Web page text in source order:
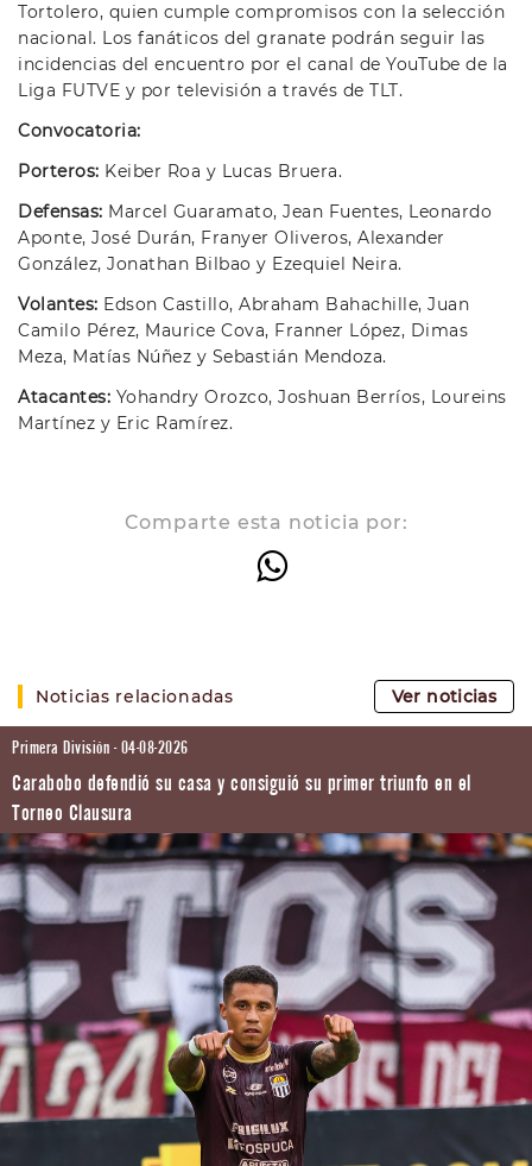
Tortolero, quien cumple compromisos con la selección
nacional. Los fanáticos del granate podrán seguir las
incidencias del encuentro por el canal de YouTube de la
Liga FUTVE y por televisión a través de TLT.
Convocatoria:
Porteros: Keiber Roa y Lucas Bruera.
Defensas: Marcel Guaramato, Jean Fuentes, Leonardo
Aponte, José Durán, Franyer Oliveros, Alexander
González, Jonathan Bilbao y Ezequiel Neira.
Volantes: Edson Castillo, Abraham Bahachille, Juan
Camilo Pérez, Maurice Cova, Franner López, Dimas
Meza, Matías Núñez y Sebastián Mendoza.
Atacantes: Yohandry Orozco, Joshuan Berríos, Loureins
Martínez y Eric Ramírez.
Comparte esta noticia por:
Noticias relacionadas Ver noticias
Primera División - 04-08-2026
Carabobo defendió su casa y consiguió su primer triunfo en el
Torneo Clausura